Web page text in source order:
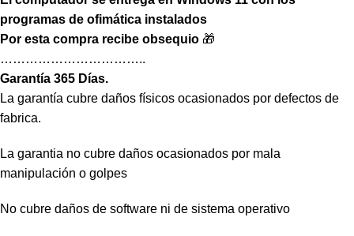
programas de ofimática instalados
Por esta compra recibe obsequio 🎁
……………………………..
Garantía 365 Días.
La garantía cubre daños físicos ocasionados por defectos de
fabrica.
La garantia no cubre daños ocasionados por mala
manipulación o golpes
No cubre daños de software ni de sistema operativo